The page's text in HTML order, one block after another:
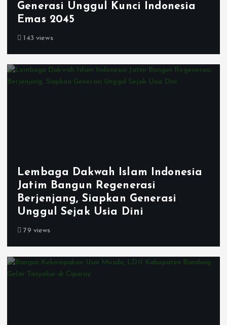
Generasi Unggul Kunci Indonesia
Emas 2045
143 views
Lembaga Dakwah Islam Indonesia
Jatim Bangun Regenerasi
Berjenjang, Siapkan Generasi
Unggul Sejak Usia Dini
79 views